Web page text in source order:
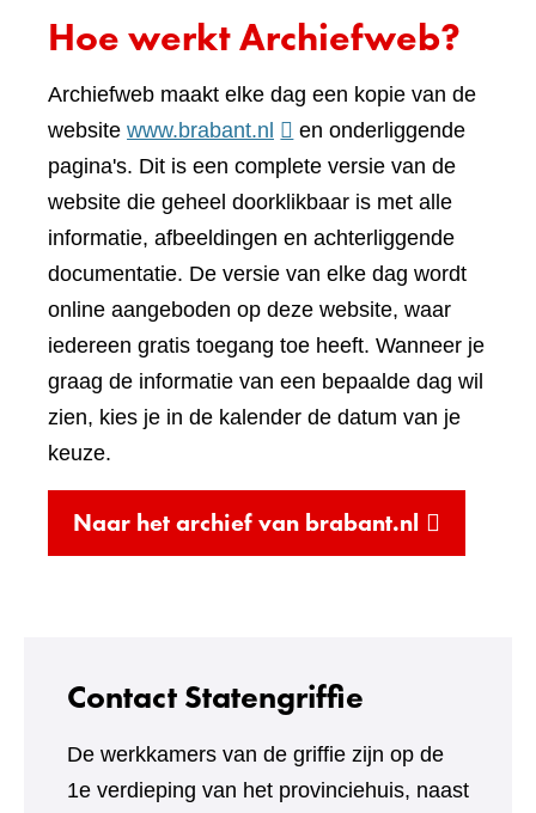
Hoe werkt Archiefweb?
Archiefweb maakt elke dag een kopie van de
website www.brabant.nl (verwijst
naar
een
andere
website)
en onderliggende
pagina's. Dit is een complete versie van de
website die geheel doorklikbaar is met alle
informatie, afbeeldingen en achterliggende
documentatie. De versie van elke dag wordt
online aangeboden op deze website, waar
iedereen gratis toegang toe heeft. Wanneer je
graag de informatie van een bepaalde dag wil
zien, kies je in de kalender de datum van je
keuze.
Naar het archief van brabant.nl (verwijst
naar
Contact Statengriffie
De werkkamers van de griffie zijn op de
1e verdieping van het provinciehuis, naast